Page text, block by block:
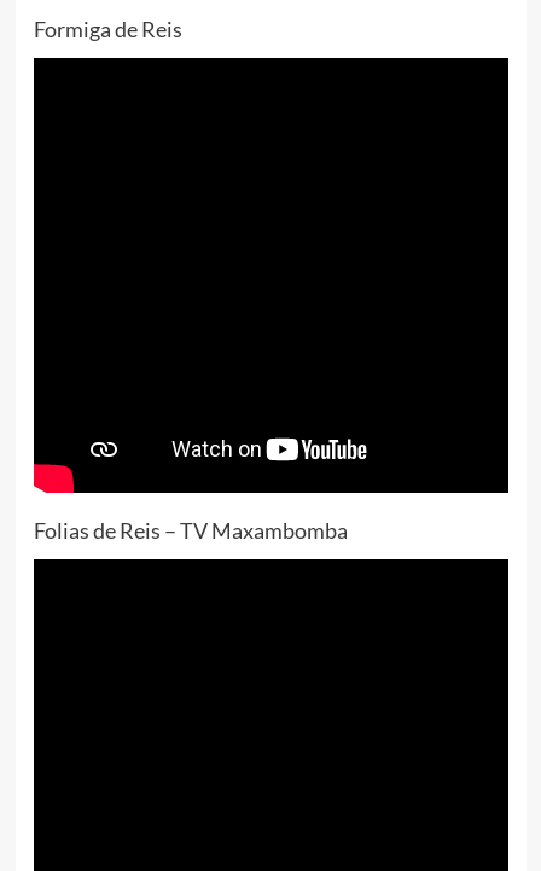
Formiga de Reis
Folias de Reis – TV Maxambomba